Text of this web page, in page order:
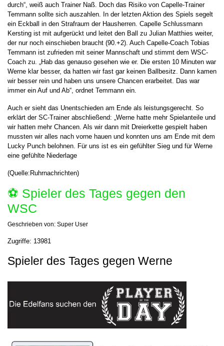
durch“, weiß auch Trainer Naß. Doch das Risiko von Capelle-Trainer
Temmann sollte sich auszahlen. In der letzten Aktion des Spiels segelt
ein Eckball in den Strafraum der Hausherren. Capelle Schlussmann
Kersting ist mit aufgerückt und leitet den Ball zu Julian Matthies weiter,
der nur noch einschieben braucht (90.+2). Auch Capelle-Coach Tobias
Temmann ist zufrieden mit seiner Mannschaft und stimmt dem WSC-
Coach zu. „Hab das genauso gesehen wie er. Die ersten 10 Minuten war
Werne klar besser, da hatten wir fast gar keinen Ballbesitz. Dann kamen
wir besser rein und haben uns unsere Chancen erarbeitet. Das war
immer ein Auf und Ab“, ordnet Temmann ein.
Auch er sieht das Unentschieden am Ende als leistungsgerecht. So
erklärt der SC-Trainer abschließend: „Werne hatte mehr Spielanteile und
wir hatten mehr Chancen. Als wir dann mit Dreierkette gespielt haben
mussten wir alles nach vorne hauen und konnten uns am Ende mit dem
Lucky Punch belohnen. Für uns ist es ein gefühlter Sieg und für Werne
eine gefühlte Niederlage
(Quelle:Ruhrnachrichten)
⚽️ Spieler des Tages gegen den
WSC
Geschrieben von: Super User
Zugriffe: 13981
Spieler des Tages gegen Werne